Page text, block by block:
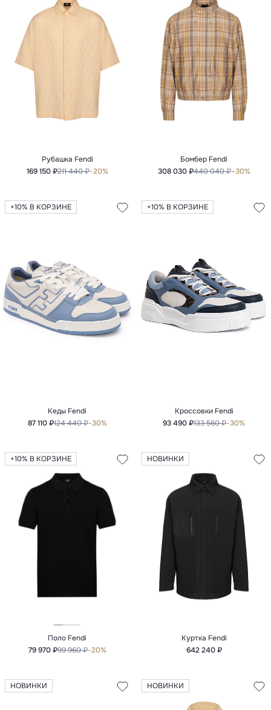
Рубашка Fendi
169 150 ₽211 440 ₽-20%
Бомбер Fendi
308 030 ₽440 040 ₽–30%
+10% В КОРЗИНЕ
Кеды Fendi
87 110 ₽124 440 ₽-30%
+10% В КОРЗИНЕ
Кроссовки Fendi
93 490 ₽133 560 ₽-30%
+10% В КОРЗИНЕ
Поло Fendi
79 970 ₽99 960 ₽-20%
НОВИНКИ
Куртка Fendi
642 240 ₽
НОВИНКИ НОВИНКИ